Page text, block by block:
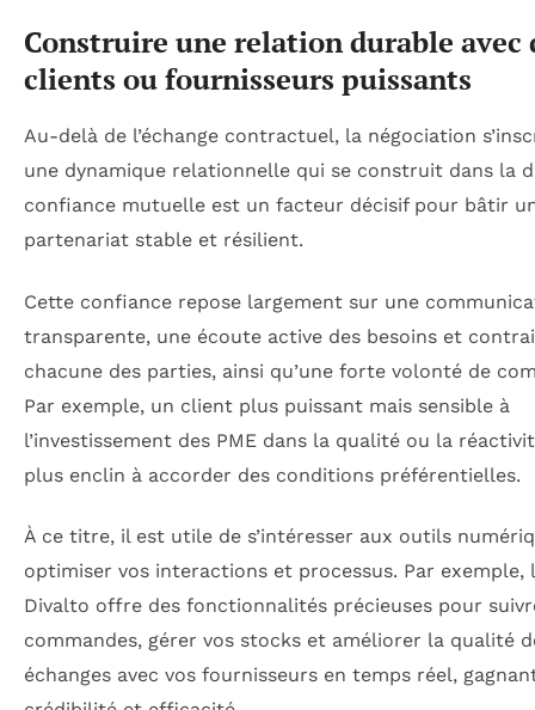
Construire une relation durable avec
clients ou fournisseurs puissants
Au-delà de l’échange contractuel, la négociation
une dynamique relationnelle qui se construit dans la
confiance mutuelle est un facteur décisif pour bâtir
partenariat stable et résilient.
Cette confiance repose largement sur une
transparente, une écoute active des besoins et
chacune des parties, ainsi qu’une forte volonté de
Par exemple, un client plus puissant mais sensible à
l’investissement des PME dans la qualité ou la
plus enclin à accorder des conditions préférentielles.
À ce titre, il est utile de s’intéresser aux outils
optimiser vos interactions et processus. Par exemple,
Divalto offre des fonctionnalités précieuses pour
commandes, gérer vos stocks et améliorer la qualité
échanges avec vos fournisseurs en temps réel,